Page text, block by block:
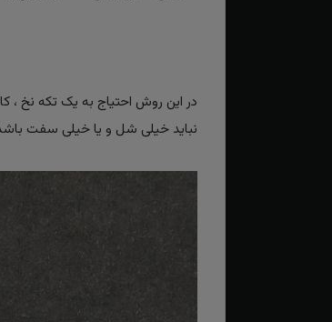
در این روش احتیاج به یک تکه نخ ،
نباید خیلی شل و یا خیلی سفت باشد